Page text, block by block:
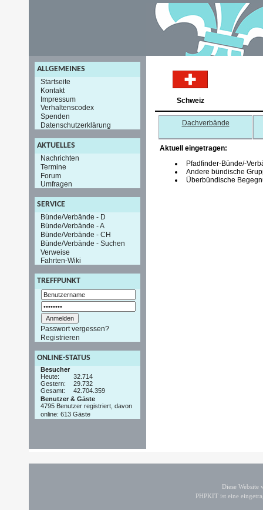
ALLGEMEINES
Startseite
Kontakt
Impressum
Verhaltenscodex
Spenden
Datenschutzerklärung
AKTUELLES
Nachrichten
Termine
Forum
Umfragen
SERVICE
Bünde/Verbände - D
Bünde/Verbände - A
Bünde/Verbände - CH
Bünde/Verbände - Suchen
Verweise
Fahrten-Wiki
TREFFPUNKT
Passwort vergessen?
Registrieren
ONLINE-STATUS
Besucher
Heute:
32.714
Gestern:
29.732
Gesamt:
42.704.359
Benutzer & Gäste
4795 Benutzer registriert, davon
online: 613 Gäste
Schweiz
Dachverbände
Aktuell eingetragen:
Pfadfinder-Bünde/-
Andere bündische
Überbündische
Diese
PHPKIT ist eine